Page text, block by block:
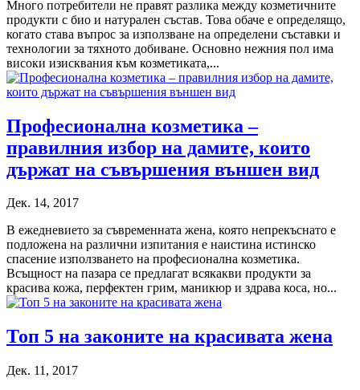
Много потребители не правят разлика между козметичните
продукти с био и натурален състав. Това обаче е определящо,
когато става въпрос за използване на определени съставки и
технологии за тяхното добиване. Основно нежния пол има
високи изисквания към козметиката,...
Професионална козметика –
правилния избор на дамите, които
държат на съвършения външен вид
Дек. 14, 2017
В ежедневието за съвременната жена, която непрекъснато е
подложена на различни изпитания е наистина истинско
спасение използването на професионална козметика.
Всъщност на пазара се предлагат всякакви продукти за
красива кожа, перфектен грим, маникюр и здрава коса, но...
Топ 5 на законите на красивата жена
Дек. 11, 2017